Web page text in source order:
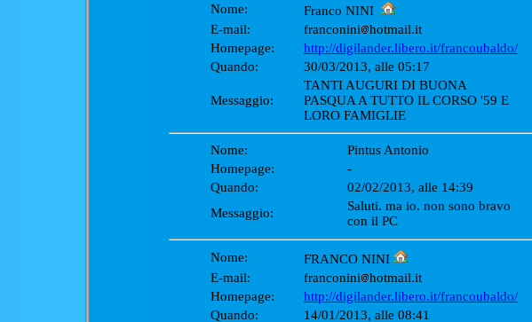
Nome:
Franco NINI
E-mail:
franconini
hotmail.it
Homepage:
http://digilander.libero.it/francoubaldo/
Quando:
30/03/2013, alle 05:17
Messaggio:
TANTI AUGURI DI BUONA
PASQUA A TUTTO IL CORSO '59 E
LORO FAMIGLIE
Nome:
Pintus Antonio
Homepage:
-
Quando:
02/02/2013, alle 14:39
Messaggio:
Saluti. ma io. non sono bravo
con il PC
Nome:
FRANCO NINI
E-mail:
franconini
hotmail.it
Homepage:
http://digilander.libero.it/francoubaldo/
Quando:
14/01/2013, alle 08:41